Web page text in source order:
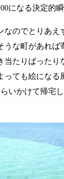
になる決定的
なのでとりあえ
うな町があれば
当たりばったり
っても絵になる
いかけて帰宅し